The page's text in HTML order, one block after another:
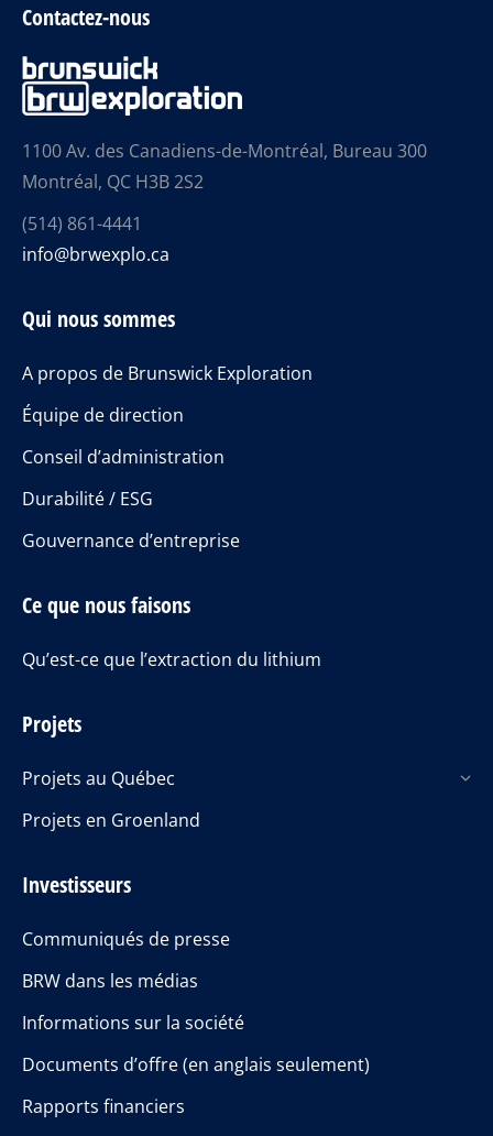
Contactez-nous
1100 Av. des Canadiens-de-Montréal, Bureau 300
Montréal, QC H3B 2S2
(514) 861-4441
info@brwexplo.ca
Qui nous sommes
A propos de Brunswick Exploration
Équipe de direction
Conseil d’administration
Durabilité / ESG
Gouvernance d’entreprise
Ce que nous faisons
Qu’est-ce que l’extraction du lithium
Projets
Projets au Québec
Projets en Groenland
Investisseurs
Communiqués de presse
BRW dans les médias
Informations sur la société
Documents d’offre (en anglais seulement)
Rapports financiers